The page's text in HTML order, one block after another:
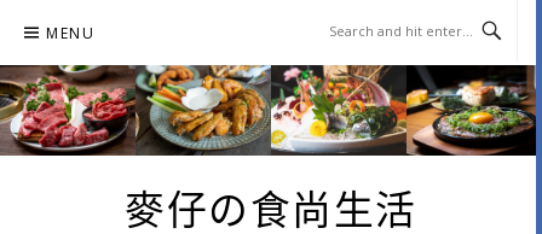
content
MENU
麥仔の食尚生活